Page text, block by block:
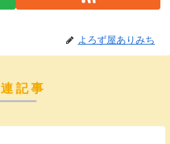
よろず屋ありみち
記事